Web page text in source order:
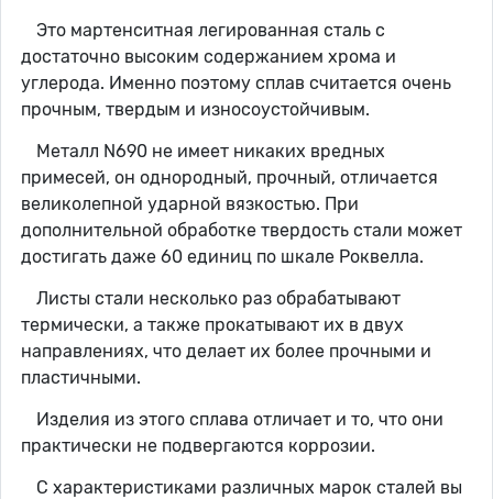
Это мартенситная легированная сталь с
достаточно высоким содержанием хрома и
углерода. Именно поэтому сплав считается очень
прочным, твердым и износоустойчивым.
Металл N690 не имеет никаких вредных
примесей, он однородный, прочный, отличается
великолепной ударной вязкостью. При
дополнительной обработке твердость стали может
достигать даже 60 единиц по шкале Роквелла.
Листы стали несколько раз обрабатывают
термически, а также прокатывают их в двух
направлениях, что делает их более прочными и
пластичными.
Изделия из этого сплава отличает и то, что они
практически не подвергаются коррозии.
С характеристиками различных марок сталей вы